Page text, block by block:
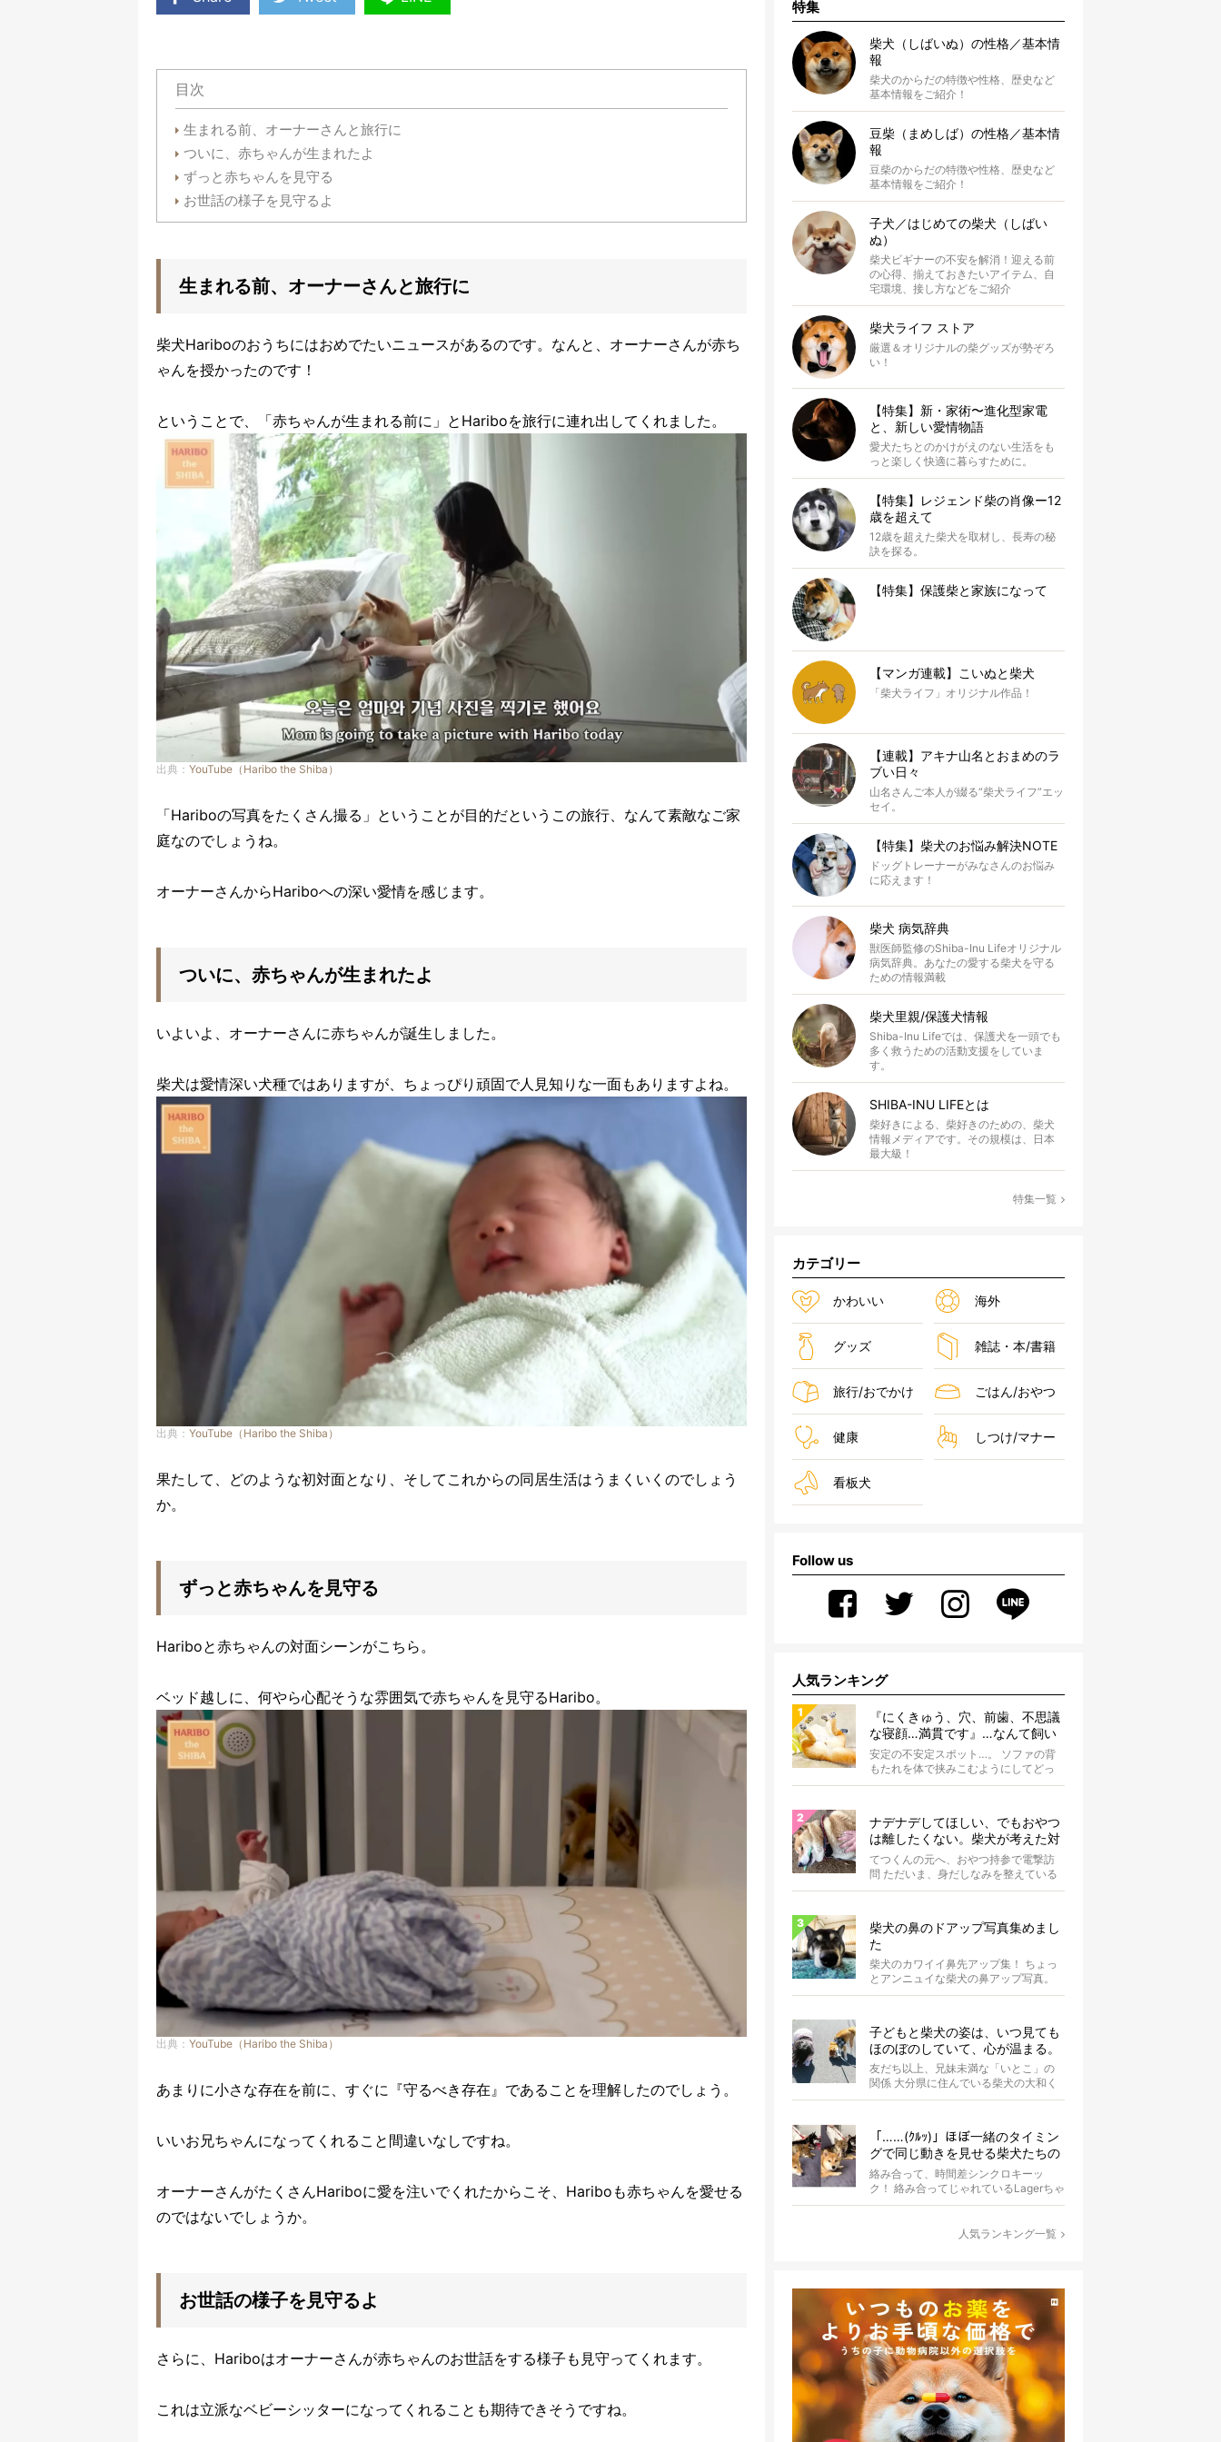
目次
生まれる前、オーナーさんと旅行に
ついに、赤ちゃんが生まれたよ
ずっと赤ちゃんを見守る
お世話の様子を見守るよ
生まれる前、オーナーさんと旅行に
柴犬Hariboのおうちにはおめでたいニュースがあるのです。なんと、オーナーさんが赤ち
ゃんを授かったのです！
ということで、「赤ちゃんが生まれる前に」とHariboを旅行に連れ出してくれました。
出典： YouTube（Haribo the Shiba）
「Hariboの写真をたくさん撮る」ということが目的だというこの旅行、なんて素敵なご家
庭なのでしょうね。
オーナーさんからHariboへの深い愛情を感じます。
ついに、赤ちゃんが生まれたよ
いよいよ、オーナーさんに赤ちゃんが誕生しました。
柴犬は愛情深い犬種ではありますが、ちょっぴり頑固で人見知りな一面もありますよね。
出典： YouTube（Haribo the Shiba）
果たして、どのような初対面となり、そしてこれからの同居生活はうまくいくのでしょう
か。
ずっと赤ちゃんを見守る
Hariboと赤ちゃんの対面シーンがこちら。
ベッド越しに、何やら心配そうな雰囲気で赤ちゃんを見守るHaribo。
出典： YouTube（Haribo the Shiba）
あまりに小さな存在を前に、すぐに『守るべき存在』であることを理解したのでしょう。
いいお兄ちゃんになってくれること間違いなしですね。
オーナーさんがたくさんHariboに愛を注いでくれたからこそ、Hariboも赤ちゃんを愛せる
のではないでしょうか。
お世話の様子を見守るよ
さらに、Hariboはオーナーさんが赤ちゃんのお世話をする様子も見守ってくれます。
これは立派なベビーシッターになってくれることも期待できそうですね。
特集
柴犬（しばいぬ）の性格／基本情
報
柴犬のからだの特徴や性格、歴史など
基本情報をご紹介！
豆柴（まめしば）の性格／基本情
報
豆柴のからだの特徴や性格、歴史など
基本情報をご紹介！
子犬／はじめての柴犬（しばい
ぬ）
柴犬ビギナーの不安を解消！迎える前
の心得、揃えておきたいアイテム、自
宅環境、接し方などをご紹介
柴犬ライフ ストア
厳選＆オリジナルの柴グッズが勢ぞろ
い！
【特集】新・家術〜進化型家電
と、新しい愛情物語
愛犬たちとのかけがえのない生活をも
っと楽しく快適に暮らすために。
【特集】レジェンド柴の肖像ー12
歳を超えて
12歳を超えた柴犬を取材し、長寿の秘
訣を探る。
【特集】保護柴と家族になって
【マンガ連載】こいぬと柴犬
「柴犬ライフ」オリジナル作品！
【連載】アキナ山名とおまめのラ
ブい日々
山名さんご本人が綴る“柴犬ライフ”エッ
セイ。
【特集】柴犬のお悩み解決NOTE
ドッグトレーナーがみなさんのお悩み
に応えます！
柴犬 病気辞典
獣医師監修のShiba-Inu Lifeオリジナル
病気辞典。あなたの愛する柴犬を守る
ための情報満載
柴犬里親/保護犬情報
Shiba-Inu Lifeでは、保護犬を一頭でも
多く救うための活動支援をしていま
す。
SHIBA-INU LIFEとは
柴好きによる、柴好きのための、柴犬
情報メディアです。その規模は、日本
最大級！
特集一覧
カテゴリー
かわいい 海外
グッズ 雑誌・本/書籍
旅行/おでかけ ごはん/おやつ
健康 しつけ/マナー
看板犬
Follow us
人気ランキング
『にくきゅう、穴、前歯、不思議
な寝顔…満貫です』…なんて飼い
主さんを言わしめた柴犬の謎すぎ
る寝相がコチラです。
安定の不安定スポット…。 ソファの背
もたれを体で挟みこむようにしてどっ
かり。そしてだらーんと足を垂直に落
ナデナデしてほしい、でもおやつ
は離したくない。柴犬が考えた対
応策が、欲しがりさんすぎて笑え
る【動画】
てつくんの元へ、おやつ持参で電撃訪
問 ただいま、身だしなみを整えている
最中の柴犬てつくん。 そこへ、オーナ
柴犬の鼻のドアップ写真集めまし
た
柴犬のカワイイ鼻先アップ集！ ちょっ
とアンニュイな柴犬の鼻アップ写真。
何やら物思いにふけっているようで
子どもと柴犬の姿は、いつ見ても
ほのぼのしていて、心が温まる。
友だち以上、兄妹未満な「いとこ」の
関係 大分県に住んでいる柴犬の大和く
ん。Instagramにたびたび登場する...
「……(ｸﾙｯ)」ほぼ一緒のタイミン
グで同じ動きを見せる柴犬たちの
シンクロっぷりがなんだかスゴイ
絡み合って、時間差シンクロキーッ
ク！ 絡み合ってじゃれているLagerちゃ
んとaleちゃん。いったいどんな体勢...
人気ランキング一覧